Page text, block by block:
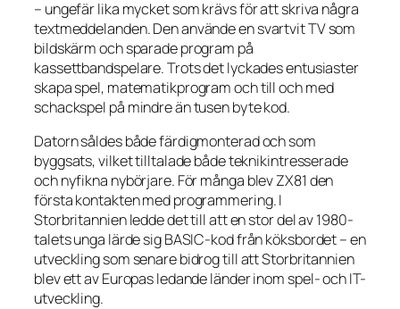
– ungefär lika mycket som krävs för att skriva några
textmeddelanden. Den använde en svartvit TV som
bildskärm och sparade program på
kassettbandspelare. Trots det lyckades entusiaster
skapa spel, matematikprogram och till och med
schackspel på mindre än tusen byte kod.
Datorn såldes både färdigmonterad och som
byggsats, vilket tilltalade både teknikintresserade
och nyfikna nybörjare. För många blev ZX81 den
första kontakten med programmering. I
Storbritannien ledde det till att en stor del av 1980-
talets unga lärde sig BASIC-kod från köksbordet – en
utveckling som senare bidrog till att Storbritannien
blev ett av Europas ledande länder inom spel- och IT-
utveckling.